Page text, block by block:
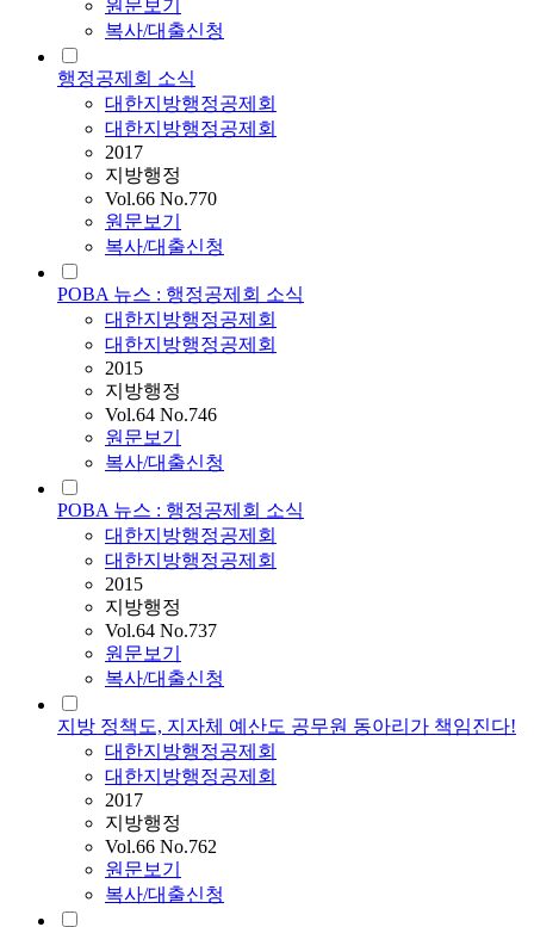
원문보기
복사/대출신청
행정공제회 소식
대한지방행정공제회
대한지방행정공제회
2017
지방행정
Vol.66 No.770
원문보기
복사/대출신청
POBA 뉴스 : 행정공제회 소식
대한지방행정공제회
대한지방행정공제회
2015
지방행정
Vol.64 No.746
원문보기
복사/대출신청
POBA 뉴스 : 행정공제회 소식
대한지방행정공제회
대한지방행정공제회
2015
지방행정
Vol.64 No.737
원문보기
복사/대출신청
지방 정책도, 지자체 예산도 공무원 동아리가 책임진다!
대한지방행정공제회
대한지방행정공제회
2017
지방행정
Vol.66 No.762
원문보기
복사/대출신청